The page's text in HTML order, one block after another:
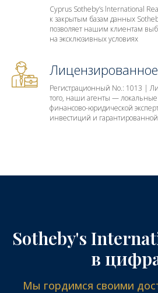
Cyprus Sotheby’s lnternational
к закрытым базам данных
позволяет нашим клиентам
на эксклюзивных условиях
Лицензированное
Регистрационный No.: 1013 |
того, наши агенты —
финансово-юридической
инвестиций и гарантированной
Sotheby's
в
Мы гордимся своими